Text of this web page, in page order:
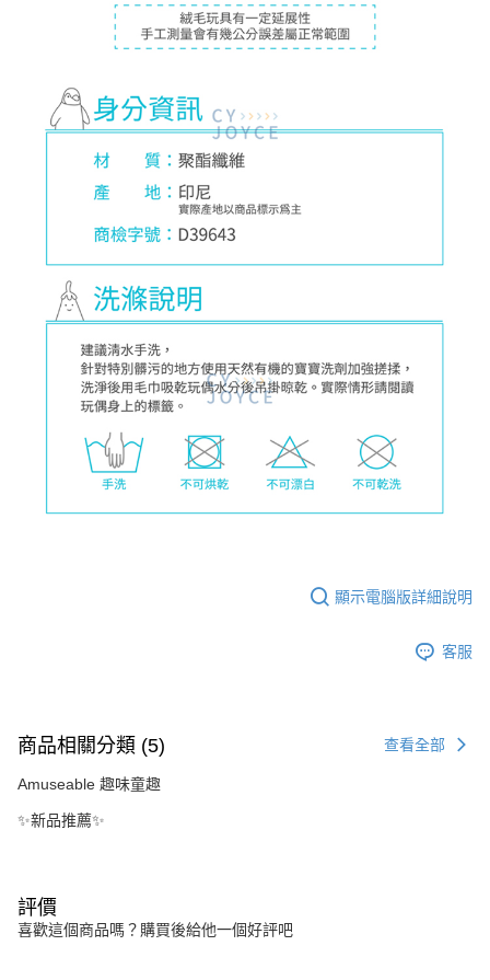
顯示電腦版詳細說明
客服
商品相關分類 (5) 查看全部
Amuseable 趣味童趣
✨新品推薦✨
評價
喜歡這個商品嗎？購買後給他一個好評吧